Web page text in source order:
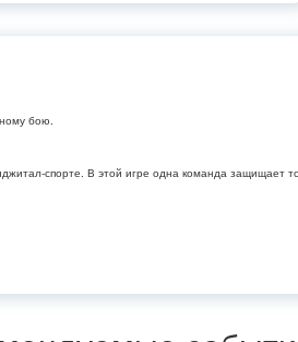
бою.
спорте. В этой игре одна команда защищает